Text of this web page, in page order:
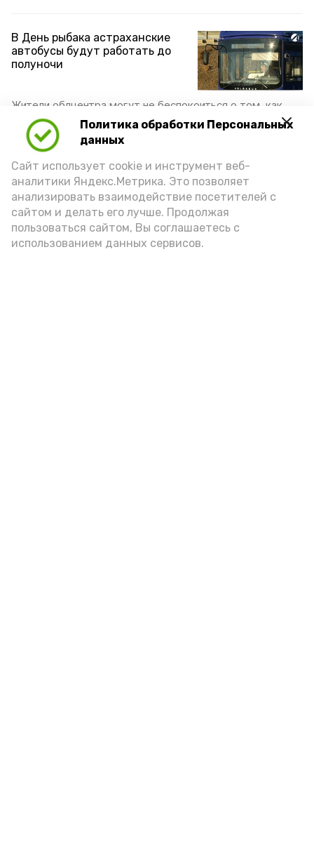
Политика обработки Персональных
данных
Сайт использует cookie и инструмент веб-
аналитики Яндекс.Метрика. Это позволяет
анализировать взаимодействие посетителей с
сайтом и делать его лучше. Продолжая
пользоваться сайтом, Вы соглашаетесь с
использованием данных сервисов.
В День рыбака астраханские
автобусы будут работать до
полуночи
Жители облцентра могут не беспокоиться о том, как
добраться домой после праздничных мероприятий
12 июля 2024, 20:30
В День рыбака в Астрахани
выступит группа «Дюна»
Хедлайнера любимого астраханцами праздника назвали